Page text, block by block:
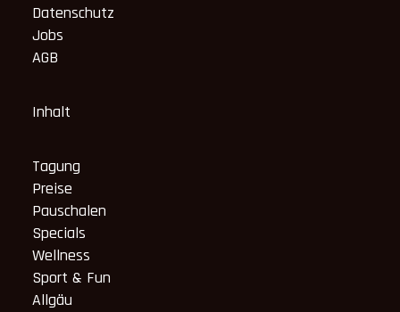
Datenschutz
Jobs
AGB
Inhalt
Tagung
Preise
Pauschalen
Specials
Wellness
Sport & Fun
Allgäu